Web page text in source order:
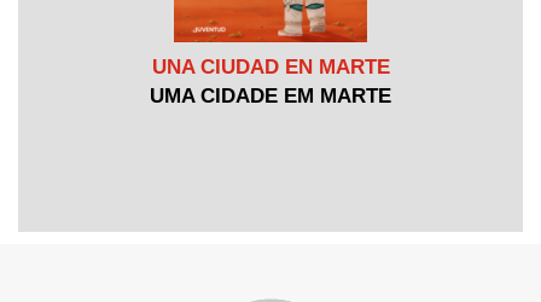
UNA CIUDAD EN MARTE
UMA CIDADE EM MARTE